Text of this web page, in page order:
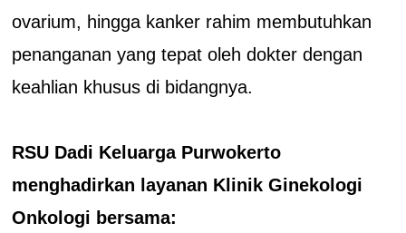
ovarium, hingga kanker rahim membutuhkan
penanganan yang tepat oleh dokter dengan
keahlian khusus di bidangnya.
RSU Dadi Keluarga Purwokerto
menghadirkan layanan Klinik Ginekologi
Onkologi bersama: